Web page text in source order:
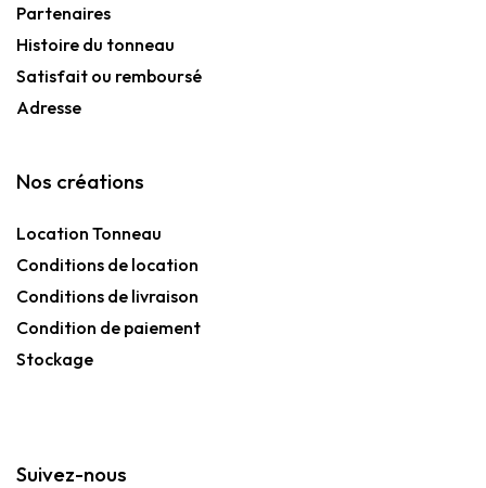
Partenaires
Histoire du tonneau
Satisfait ou remboursé
Adresse
Nos créations
Location Tonneau
Conditions de location
Conditions de livraison
Condition de paiement
Stockage
Suivez-nous